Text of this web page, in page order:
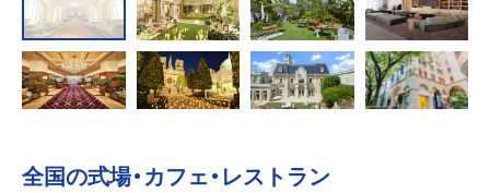
全国の式場・カフェ・レストラン